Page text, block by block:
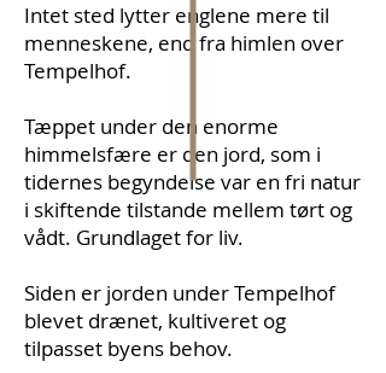
Intet sted lytter englene mere til
menneskene, end fra himlen over
Tempelhof.
Tæppet under den enorme
himmelsfære er den jord, som i
tidernes begyndelse var en fri natur
i skiftende tilstande mellem tørt og
vådt. Grundlaget for liv.
Siden er jorden under Tempelhof
blevet drænet, kultiveret og
tilpasset byens behov.